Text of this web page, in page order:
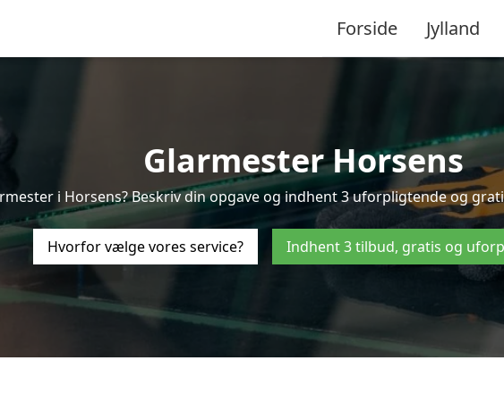
Forside Jylland
Glarmester Horsens
i Horsens? Beskriv din opgave og indhent 3 uforpligtende og
Hvorfor vælge vores service? Indhent 3 tilbud, gratis og